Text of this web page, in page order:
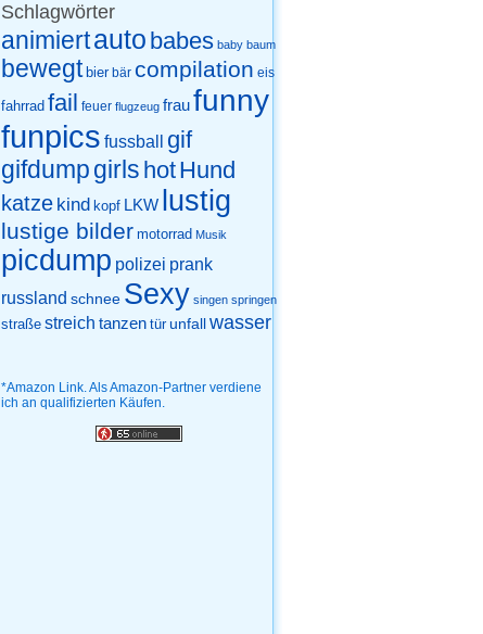
Schlagwörter
animiertauto babes baby baum
bewegt bier bär compilation eis
fahrrad fail feuer flugzeug fraufunny
funpics fussball gif
gifdump girls hotHund
katze kind kopf LKW lustig
lustige bilder motorrad Musik
picdump polizei prank
russland schnee Sexy singen springen
straße streich tanzen tür unfallwasser
*Amazon Link. Als Amazon-Partner verdiene
ich an qualifizierten Käufen.